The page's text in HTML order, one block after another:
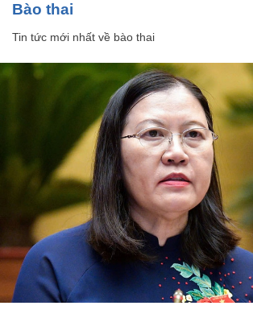
bào thai
Tin tức mới nhất về bào thai